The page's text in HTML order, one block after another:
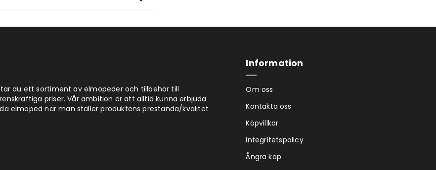
du ett sortiment av elmopeder och tillbehör till
priser. Vår ambition är att alltid kunna erbjuda
elmoped när man ställer produktens prestanda/kvalitet
Information
Om oss
Kontakta oss
Köpvillkor
Integritetspolicy
Ångra köp